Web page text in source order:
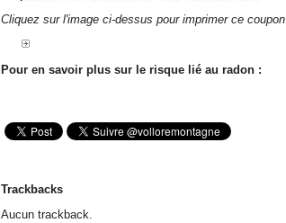
Cliquez sur l'image ci-dessus pour imprimer ce coupon
Pour en savoir plus sur le risque lié au radon :
Trackbacks
Aucun trackback.